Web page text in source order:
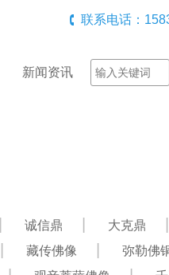
联系电话：
新闻资讯
诚信鼎 大克鼎
藏传佛像
弥勒佛